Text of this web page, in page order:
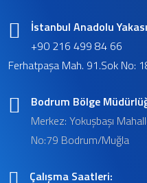
İstanbul Anadolu
+90 216 499 84 66
Ferhatpaşa Mah. 91.Sok No:
Bodrum Bölge
Merkez: Yokuşbaşı
No:79 Bodrum/Muğla
Çalışma Saatleri: